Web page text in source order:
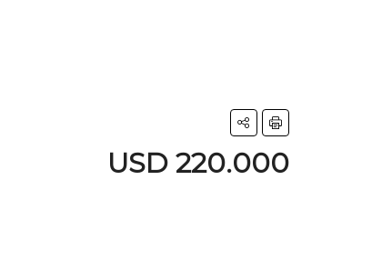
USD 220.000